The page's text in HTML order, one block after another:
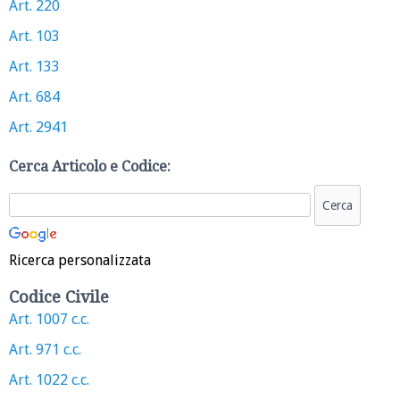
Art. 220
Art. 103
Art. 133
Art. 684
Art. 2941
Cerca Articolo e Codice:
Ricerca personalizzata
Codice Civile
Art. 1007 c.c.
Art. 971 c.c.
Art. 1022 c.c.